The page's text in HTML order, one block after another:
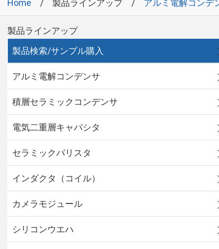
Home 製品ラインアップ アルミ電解コンデ
製品ラインアップ
製品検索/サンプル購入
アルミ電解コンデンサ
積層セラミックコンデンサ
電気二重層キャパシタ
セラミックバリスタ
インダクタ（コイル）
カメラモジュール
シリコンウエハ